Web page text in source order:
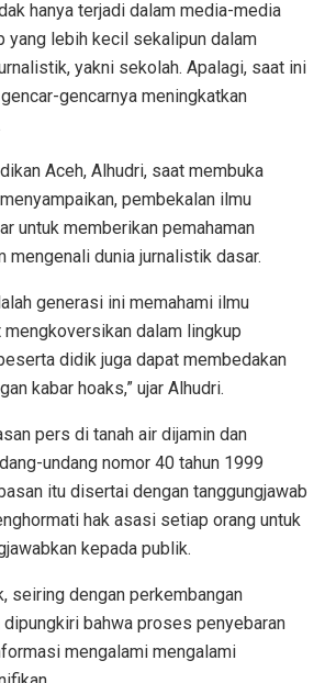
hanya terjadi dalam media-media
yang lebih kecil sekalipun dalam
yakni sekolah. Apalagi, saat ini
gencarnya meningkatkan
Aceh, Alhudri, saat membuka
pembekalan ilmu
untuk memberikan pemahaman
mengenali dunia jurnalistik dasar.
generasi ini memahami ilmu
dalam lingkup
didik juga dapat membedakan
kabar hoaks,” ujar Alhudri.
pers di tanah air dijamin dan
undang nomor 40 tahun 1999
itu disertai dengan tanggungjawab
hak asasi setiap orang untuk
kepada publik.
seiring dengan perkembangan
bahwa proses penyebaran
mengalami mengalami